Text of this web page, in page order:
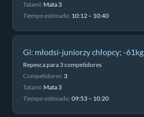
Tatami: Mata 3
Tiempo estimado: 10:12 – 10:40
Gi: młodsi-juniorzy chłopcy; -61kg
Repesca para 3 competidores
Competidores: 3
Tatami: Mata 3
Tiempo estimado: 09:53 – 10:20